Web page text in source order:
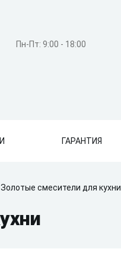
Пн-Пт: 9:00 - 18:00
ГАРАНТИЯ
Золотые смесители для кухни